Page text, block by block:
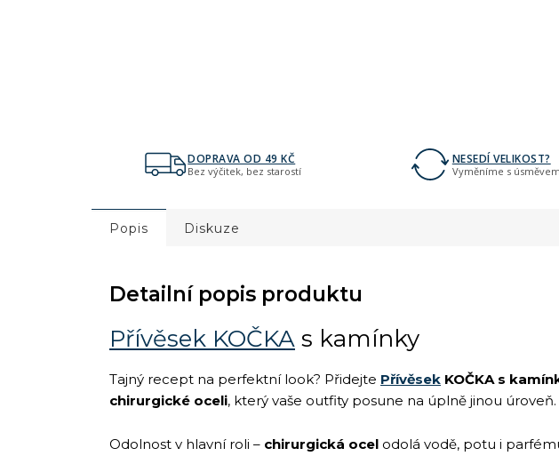
DOPRAVA OD 49 KČ
Bez výčitek, bez starostí
NESEDÍ VELIKOST?
Vyměníme s úsměvem
Popis Diskuze
Detailní popis produktu
Přívěsek KOČKA s kamínky
Tajný recept na perfektní look? Přidejte Přívěsek KOČKA s
chirurgické oceli, který vaše outfity posune na úplně jinou úroveň.
Odolnost v hlavní roli – chirurgická ocel odolá vodě, potu i